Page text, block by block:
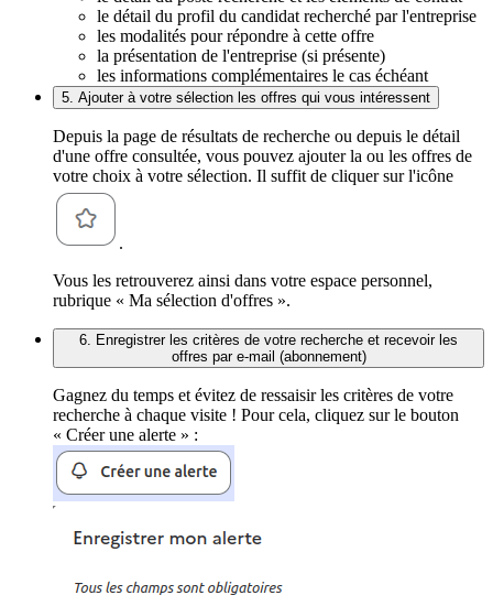
le détail du profil du candidat recherché par l'entreprise
les modalités pour répondre à cette offre
la présentation de l'entreprise (si présente)
les informations complémentaires le cas échéant
5. Ajouter à votre sélection les offres qui vous intéressent
Depuis la page de résultats de recherche ou depuis le détail
d'une offre consultée, vous pouvez ajouter la ou les offres de
votre choix à votre sélection. Il suffit de cliquer sur l'icône
.
Vous les retrouverez ainsi dans votre espace personnel,
rubrique « Ma sélection d'offres ».
6. Enregistrer les critères de votre recherche et recevoir les
offres par e-mail (abonnement)
Gagnez du temps et évitez de ressaisir les critères de votre
recherche à chaque visite ! Pour cela, cliquez sur le bouton
« Créer une alerte » :